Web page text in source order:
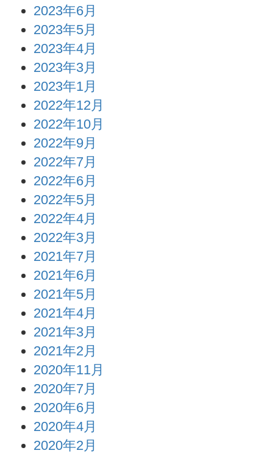
2023年6月
2023年5月
2023年4月
2023年3月
2023年1月
2022年12月
2022年10月
2022年9月
2022年7月
2022年6月
2022年5月
2022年4月
2022年3月
2021年7月
2021年6月
2021年5月
2021年4月
2021年3月
2021年2月
2020年11月
2020年7月
2020年6月
2020年4月
2020年2月